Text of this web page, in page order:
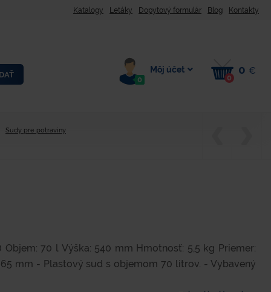
Katalogy Letáky Dopytový formulár Blog Kontakty
0
Môj účet
0
0 €
Sudy pre potraviny
Objem: 70 l Výška: 540 mm Hmotnosť: 5,5 kg Priemer:
mm - Plastový sud s objemom 70 litrov. - Vybavený